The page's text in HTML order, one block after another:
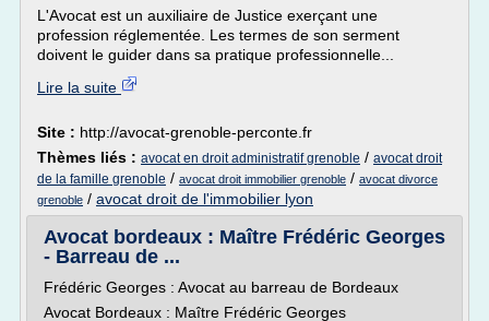
L'Avocat est un auxiliaire de Justice exerçant une
profession réglementée. Les termes de son serment
doivent le guider dans sa pratique professionnelle...
Lire la suite
Site : http://avocat-grenoble-perconte.fr
Thèmes liés : avocat en droit administratif grenoble / avocat droit
de la famille grenoble / avocat droit immobilier grenoble / avocat divorce
grenoble / avocat droit de l'immobilier lyon
Avocat bordeaux : Maître Frédéric Georges
- Barreau de ...
Frédéric Georges : Avocat au barreau de Bordeaux
Avocat Bordeaux : Maître Frédéric Georges